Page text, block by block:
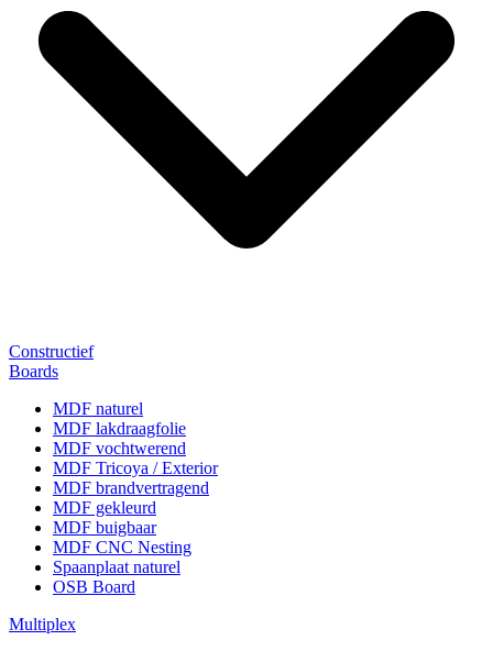
Constructief
Boards
MDF naturel
MDF lakdraagfolie
MDF vochtwerend
MDF Tricoya / Exterior
MDF brandvertragend
MDF gekleurd
MDF buigbaar
MDF CNC Nesting
Spaanplaat naturel
OSB Board
Multiplex